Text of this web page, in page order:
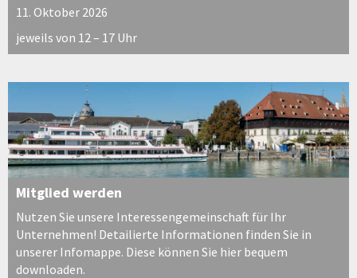
11. Oktober 2026
jeweils von 12 – 17 Uhr
Mitglied werden
Nutzen Sie unsere Interessengemeinschaft für Ihr
Unternehmen! Detailierte Informationen finden Sie in
unserer Infomappe. Diese können Sie hier bequem
downloaden.